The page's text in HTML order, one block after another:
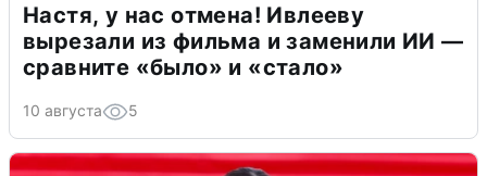
Настя, у нас отмена! Ивлееву
вырезали из фильма и заменили ИИ —
сравните «было» и «стало»
10 августа 5